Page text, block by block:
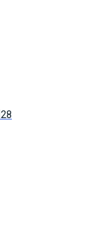
28